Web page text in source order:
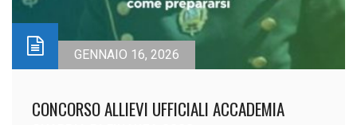
GENNAIO 16, 2026
CONCORSO ALLIEVI UFFICIALI ACCADEMIA